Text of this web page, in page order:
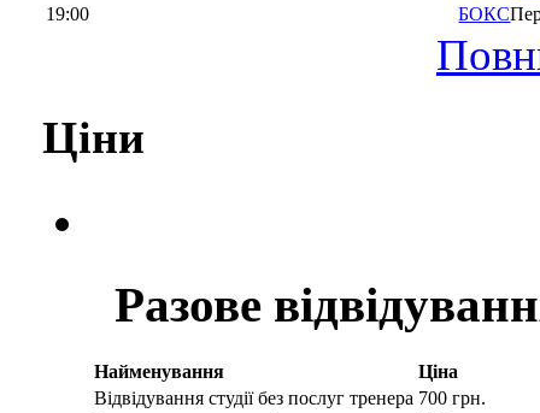
19:00
БОКС
Ціни
Разове
Найменування
Ціна
Відвідування студії без послуг тренера 700 грн.